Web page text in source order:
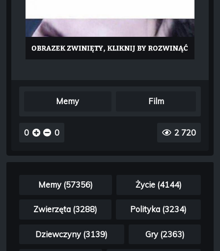
Memy Film
0 0 2 720
Memy (57356) Życie (4144)
Zwierzęta (3288) Polityka (3234)
Dziewczyny (3139) Gry (2363)